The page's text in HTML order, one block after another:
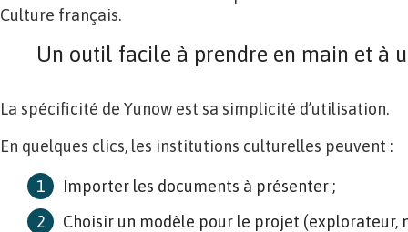
Culture français.
Un outil facile à prendre en main et à
La spécificité de Yunow est sa simplicité d’utilisation.
En quelques clics, les institutions culturelles peuvent :
Importer les documents à présenter ;
Choisir un modèle pour le projet (explorateur,